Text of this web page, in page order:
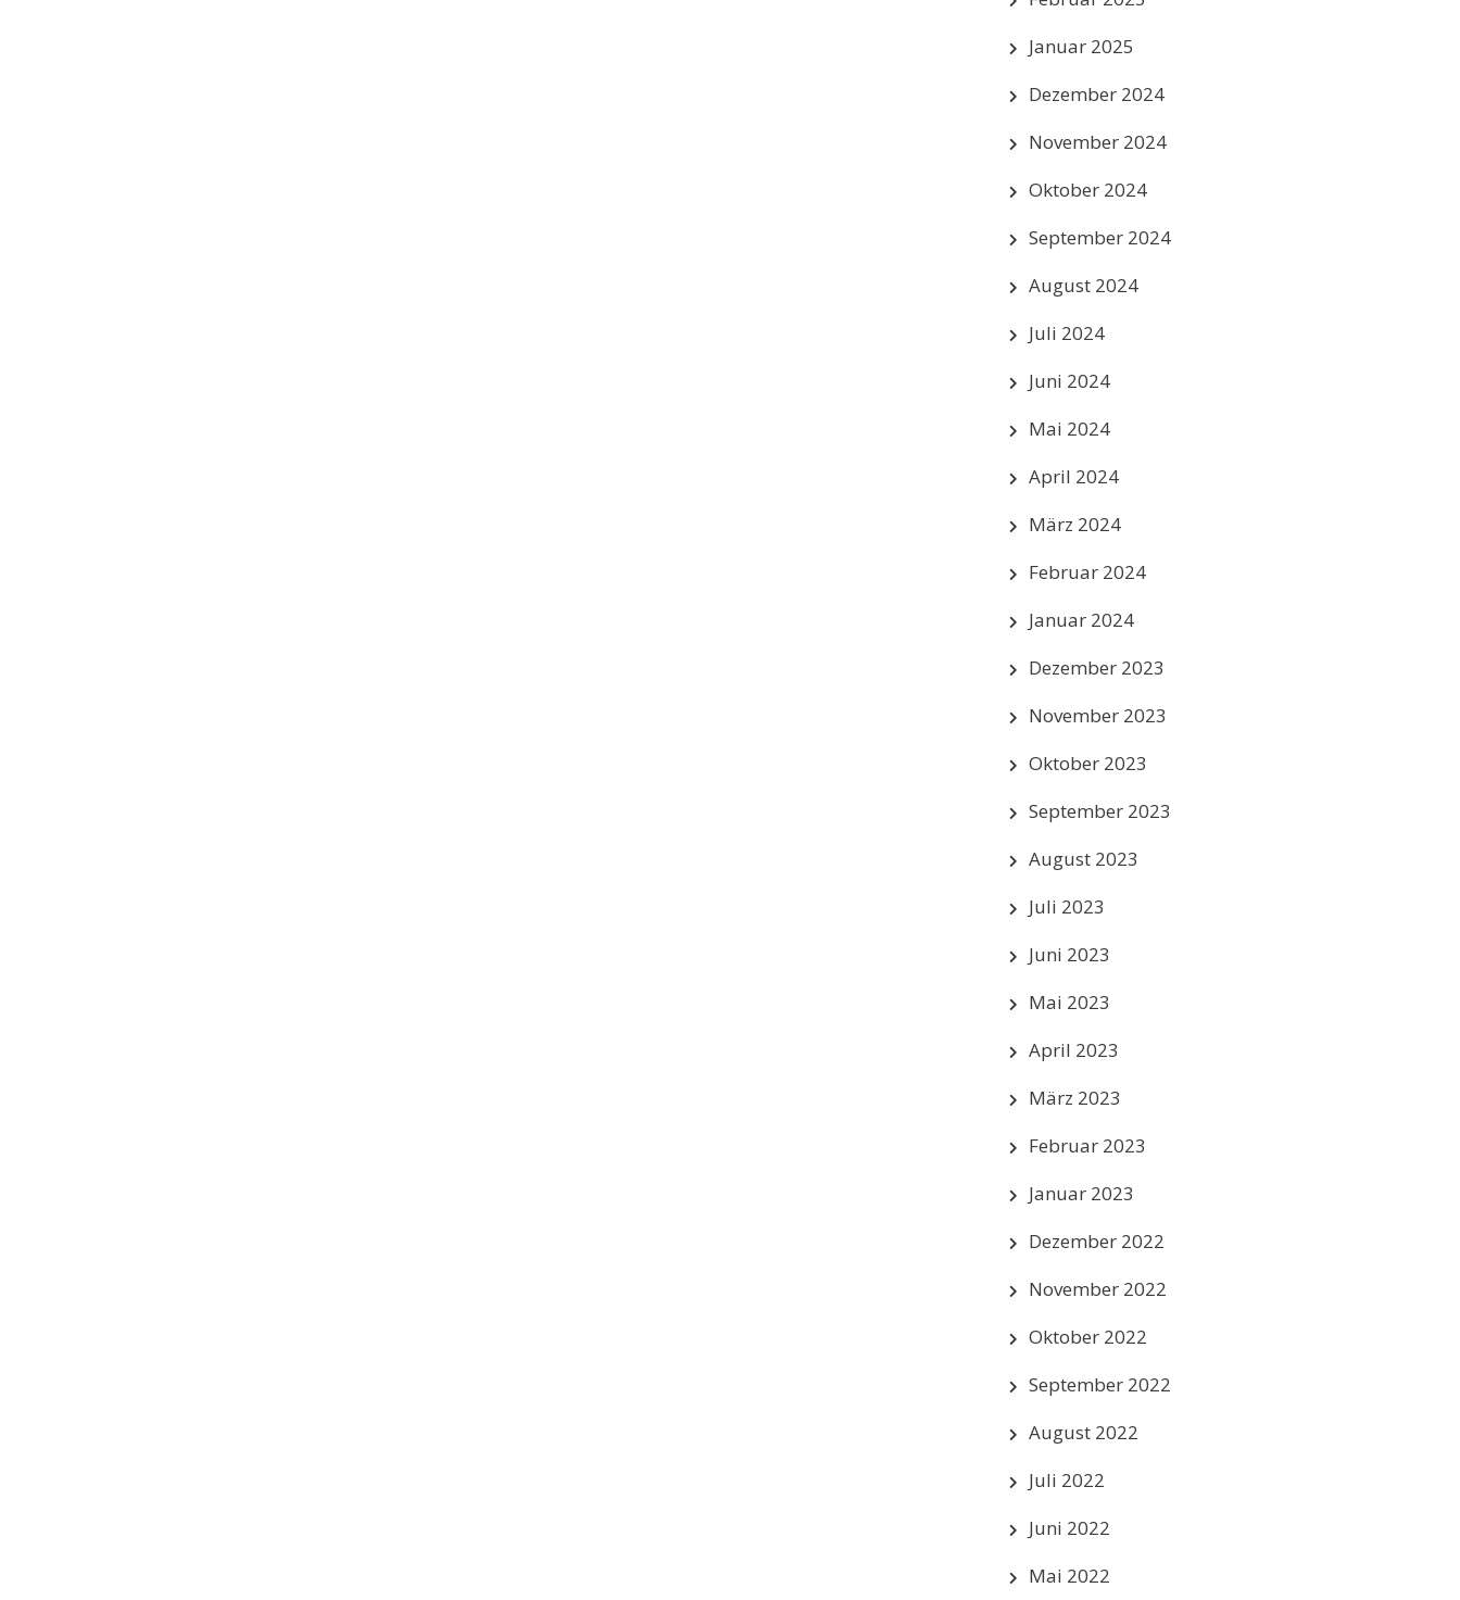
Januar 2025
Dezember 2024
November 2024
Oktober 2024
September 2024
August 2024
Juli 2024
Juni 2024
Mai 2024
April 2024
März 2024
Februar 2024
Januar 2024
Dezember 2023
November 2023
Oktober 2023
September 2023
August 2023
Juli 2023
Juni 2023
Mai 2023
April 2023
März 2023
Februar 2023
Januar 2023
Dezember 2022
November 2022
Oktober 2022
September 2022
August 2022
Juli 2022
Juni 2022
Mai 2022